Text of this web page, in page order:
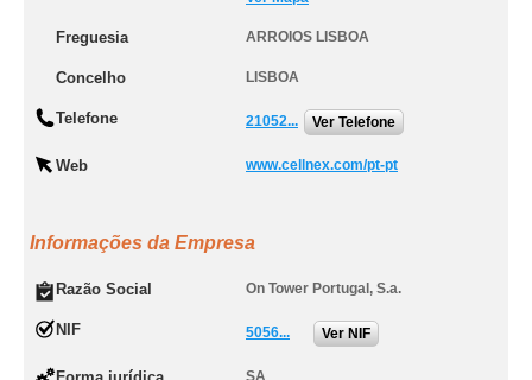
Freguesia ARROIOS LISBOA
Concelho LISBOA
Telefone 21052... Ver Telefone
Web www.cellnex.com/pt-pt
Informações da Empresa
Razão Social On Tower Portugal, S.a.
NIF 5056... Ver NIF
SA